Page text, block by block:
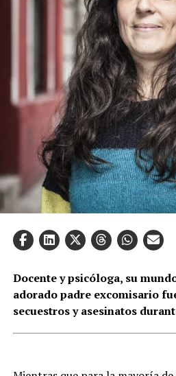
Docente y psicóloga, su
adorado padre excomisario
secuestros y asesinatos